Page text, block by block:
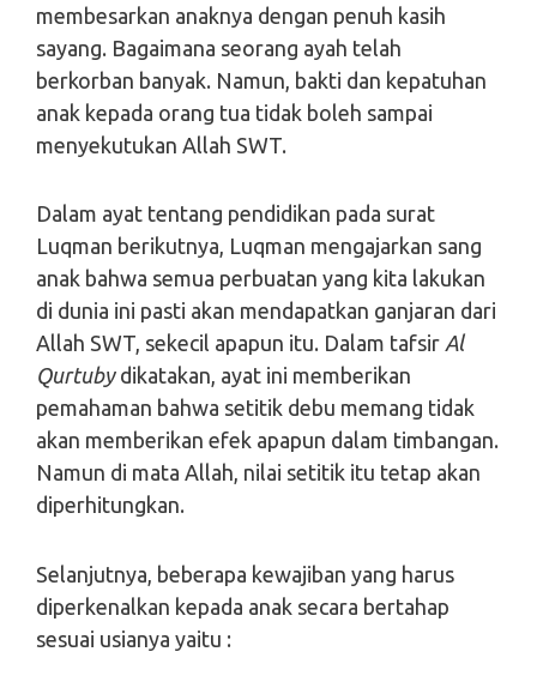
membesarkan anaknya dengan penuh kasih
sayang. Bagaimana seorang ayah telah
berkorban banyak. Namun, bakti dan kepatuhan
anak kepada orang tua tidak boleh sampai
menyekutukan Allah SWT.
Dalam ayat tentang pendidikan pada surat
Luqman berikutnya, Luqman mengajarkan sang
anak bahwa semua perbuatan yang kita lakukan
di dunia ini pasti akan mendapatkan ganjaran dari
Allah SWT, sekecil apapun itu. Dalam tafsir Al
Qurtubydikatakan, ayat ini memberikan
pemahaman bahwa setitik debu memang tidak
akan memberikan efek apapun dalam timbangan.
Namun di mata Allah, nilai setitik itu tetap akan
diperhitungkan.
Selanjutnya, beberapa kewajiban yang harus
diperkenalkan kepada anak secara bertahap
sesuai usianya yaitu :